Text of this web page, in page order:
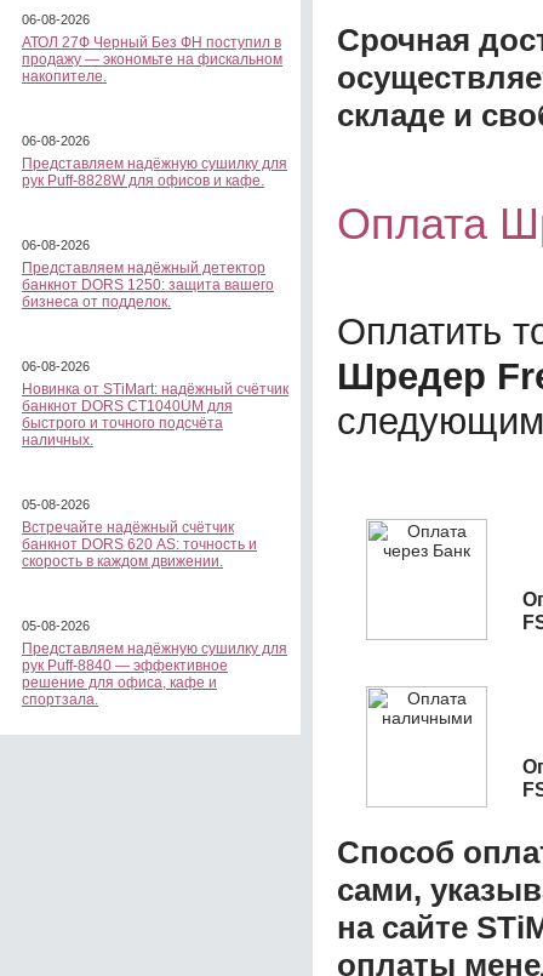
06-08-2026
АТОЛ 27Ф Черный Без ФН поступил в
продажу — экономьте на фискальном
накопителе.
06-08-2026
Представляем надёжную сушилку для
рук Puff-8828W для офисов и кафе.
06-08-2026
Представляем надёжный детектор
банкнот DORS 1250: защита вашего
бизнеса от подделок.
06-08-2026
Новинка от STiMart: надёжный счётчик
банкнот DORS CT1040UM для
быстрого и точного подсчёта
наличных.
05-08-2026
Встречайте надёжный счётчик
банкнот DORS 620 АS: точность и
скорость в каждом движении.
05-08-2026
Представляем надёжную сушилку для
рук Puff-8840 — эффективное
решение для офиса, кафе и
спортзала.
Срочная
складе и
Оплата
Оплатить
Шредер
Способ
сами,
на сайте
оплаты